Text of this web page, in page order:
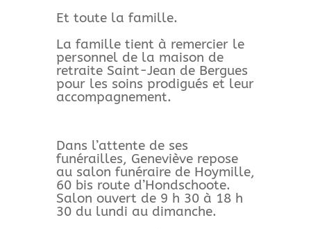
Et toute la famille.
La famille tient à remercier le
personnel de la maison de
retraite Saint-Jean de Bergues
pour les soins prodigués et leur
accompagnement.
Dans l’attente de ses
funérailles, Geneviève repose
au salon funéraire de Hoymille,
60 bis route d’Hondschoote.
Salon ouvert de 9 h 30 à 18 h
30 du lundi au dimanche.